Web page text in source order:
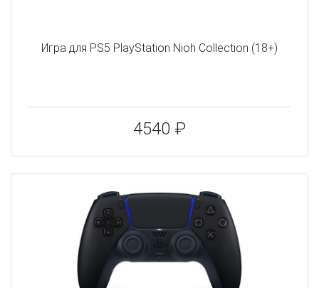
Игра для PS5 PlayStation Nioh Collection (18+)
4540 ₽